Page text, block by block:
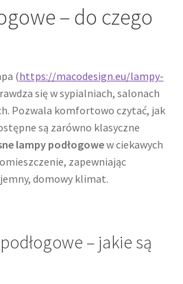
– do czego
(https://macodesign.eu/lampy-
się w sypialniach, salonach
Pozwala komfortowo czytać, jak
są zarówno klasyczne
lampy podłogowew ciekawych
zapewniając
domowy klimat.
– jakie są